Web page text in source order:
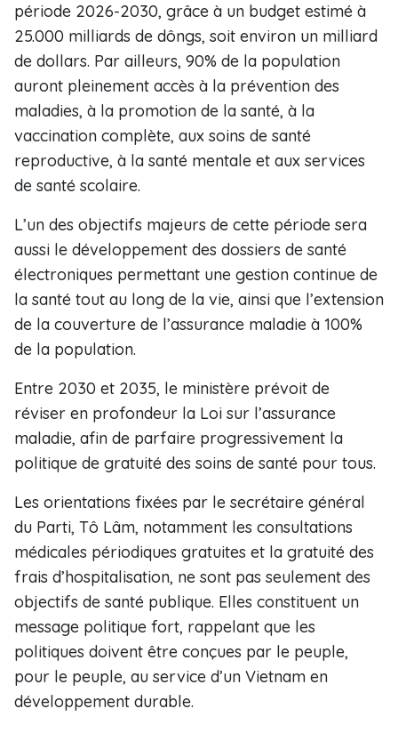
période 2026-2030, grâce à un budget estimé à
25.000 milliards de dôngs, soit environ un milliard
de dollars. Par ailleurs, 90% de la population
auront pleinement accès à la prévention des
maladies, à la promotion de la santé, à la
vaccination complète, aux soins de santé
reproductive, à la santé mentale et aux services
de santé scolaire.
L’un des objectifs majeurs de cette période sera
aussi le développement des dossiers de santé
électroniques permettant une gestion continue de
la santé tout au long de la vie, ainsi que l’extension
de la couverture de l’assurance maladie à 100%
de la population.
Entre 2030 et 2035, le ministère prévoit de
réviser en profondeur la Loi sur l’assurance
maladie, afin de parfaire progressivement la
politique de gratuité des soins de santé pour tous.
Les orientations fixées par le secrétaire général
du Parti, Tô Lâm, notamment les consultations
médicales périodiques gratuites et la gratuité des
frais d’hospitalisation, ne sont pas seulement des
objectifs de santé publique. Elles constituent un
message politique fort, rappelant que les
politiques doivent être conçues par le peuple,
pour le peuple, au service d’un Vietnam en
développement durable.